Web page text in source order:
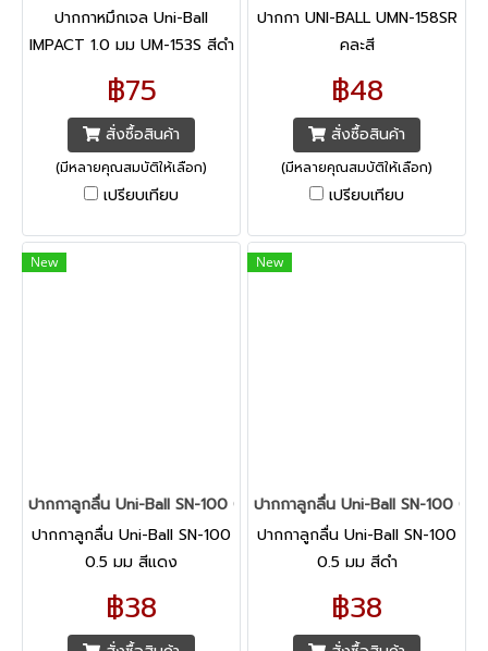
ปากกาหมึกเจล Uni-Ball
IMPACT 1.0 มม UM-153S สีดำ
฿75
สั่งซื้อสินค้า
(มีหลายคุณสมบัติให้เลือก)
เปรียบเทียบ
ปากกา UNI-BALL UMN-158SR
คละสี
฿48
สั่งซื้อสินค้า
(มีหลายคุณสมบัติให้เลือก)
เปรียบเทียบ
New
ปากกาลูกลื่น Uni-Ball SN-100 0.5 มม สีแดง
ปากกาลูกลื่น Uni-Ball SN-100
0.5 มม สีแดง
฿38
New
ปากกาลูกลื่น Uni-Ball SN-100
ปากกาลูกลื่น Uni-Ball SN-100
0.5 มม สีดำ
฿38